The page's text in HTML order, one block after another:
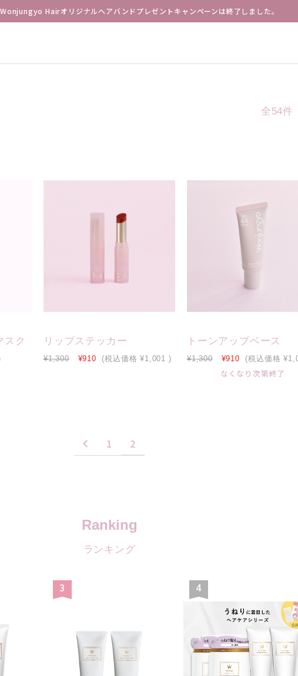
Wonjungyo Hairオリジナルヘアバンドプレゼントキャンペーンは終了しました。
全54件
スク リップステッカー
¥1,300 ¥910 (税込価格 ¥1,001 )
トーンアップベース
¥1,300 ¥910 (税込価格
なくなり次第終了
1 2
Ranking
ランキング
3 4